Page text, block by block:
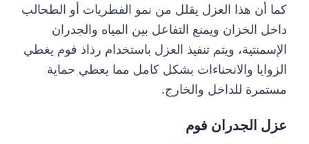
كما أن هذا العزل يقلل من نمو الفطريات أو الطحالب
داخل الخزان ويمنع التفاعل بين المياه والجدران
الإسمنتية، ويتم تنفيذ العزل باستخدام رذاذ فوم يغطي
الزوايا والانحناءات بشكل كامل مما يعطي حماية
مستمرة للداخل والخارج.
عزل الجدران فوم